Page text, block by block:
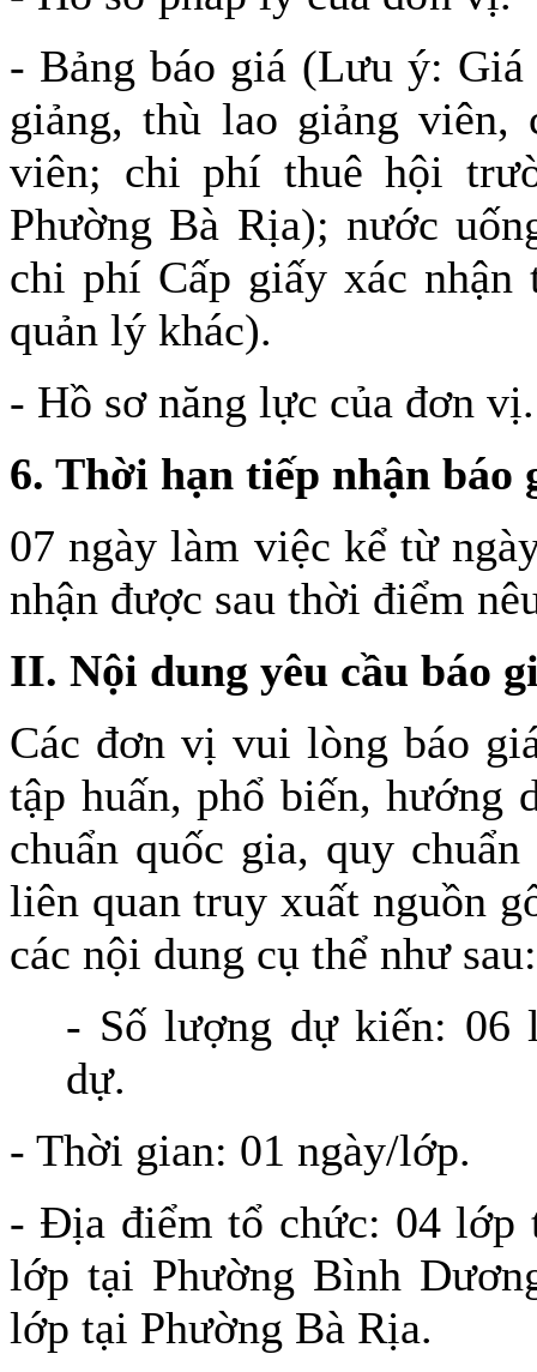
- Bảng báo giá (Lưu ý:
giảng, thù lao giảng
viên; chi phí thuê hội
Phường Bà Rịa); nước
chi phí Cấp giấy xác
quản lý khác).
- Hồ sơ năng lực của đơn vị.
6. Thời hạn tiếp nhận báo
07 ngày làm việc kể từ
nhận được sau thời điểm
II. Nội dung yêu cầu báo
Các đơn vị vui lòng báo
tập huấn, phổ biến, hướng
chuẩn quốc gia, quy
liên quan truy xuất nguồn
các nội dung cụ thể như sau:
- Số lượng dự kiến: 06
dự.
- Thời gian: 01 ngày/lớp.
- Địa điểm tổ chức: 04 lớp
lớp tại Phường Bình
lớp tại Phường Bà Rịa.